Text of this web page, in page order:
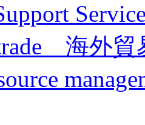
trade 海外貿